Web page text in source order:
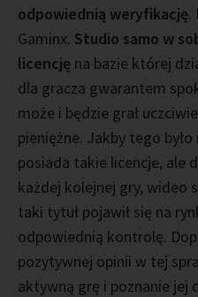
odpowiednią weryfikację.
Gaminx. Studio samo w
licencję na bazie której
dla gracza gwarantem
może i będzie grał
pieniężne. Jakby tego
posiada takie licencje, ale
każdej kolejnej gry, wideo
taki tytuł pojawił się na
odpowiednią kontrolę.
pozytywnej opinii w tej
aktywną grę i poznanie jej